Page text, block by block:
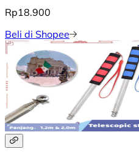
Rp18.900
Beli di Shopee